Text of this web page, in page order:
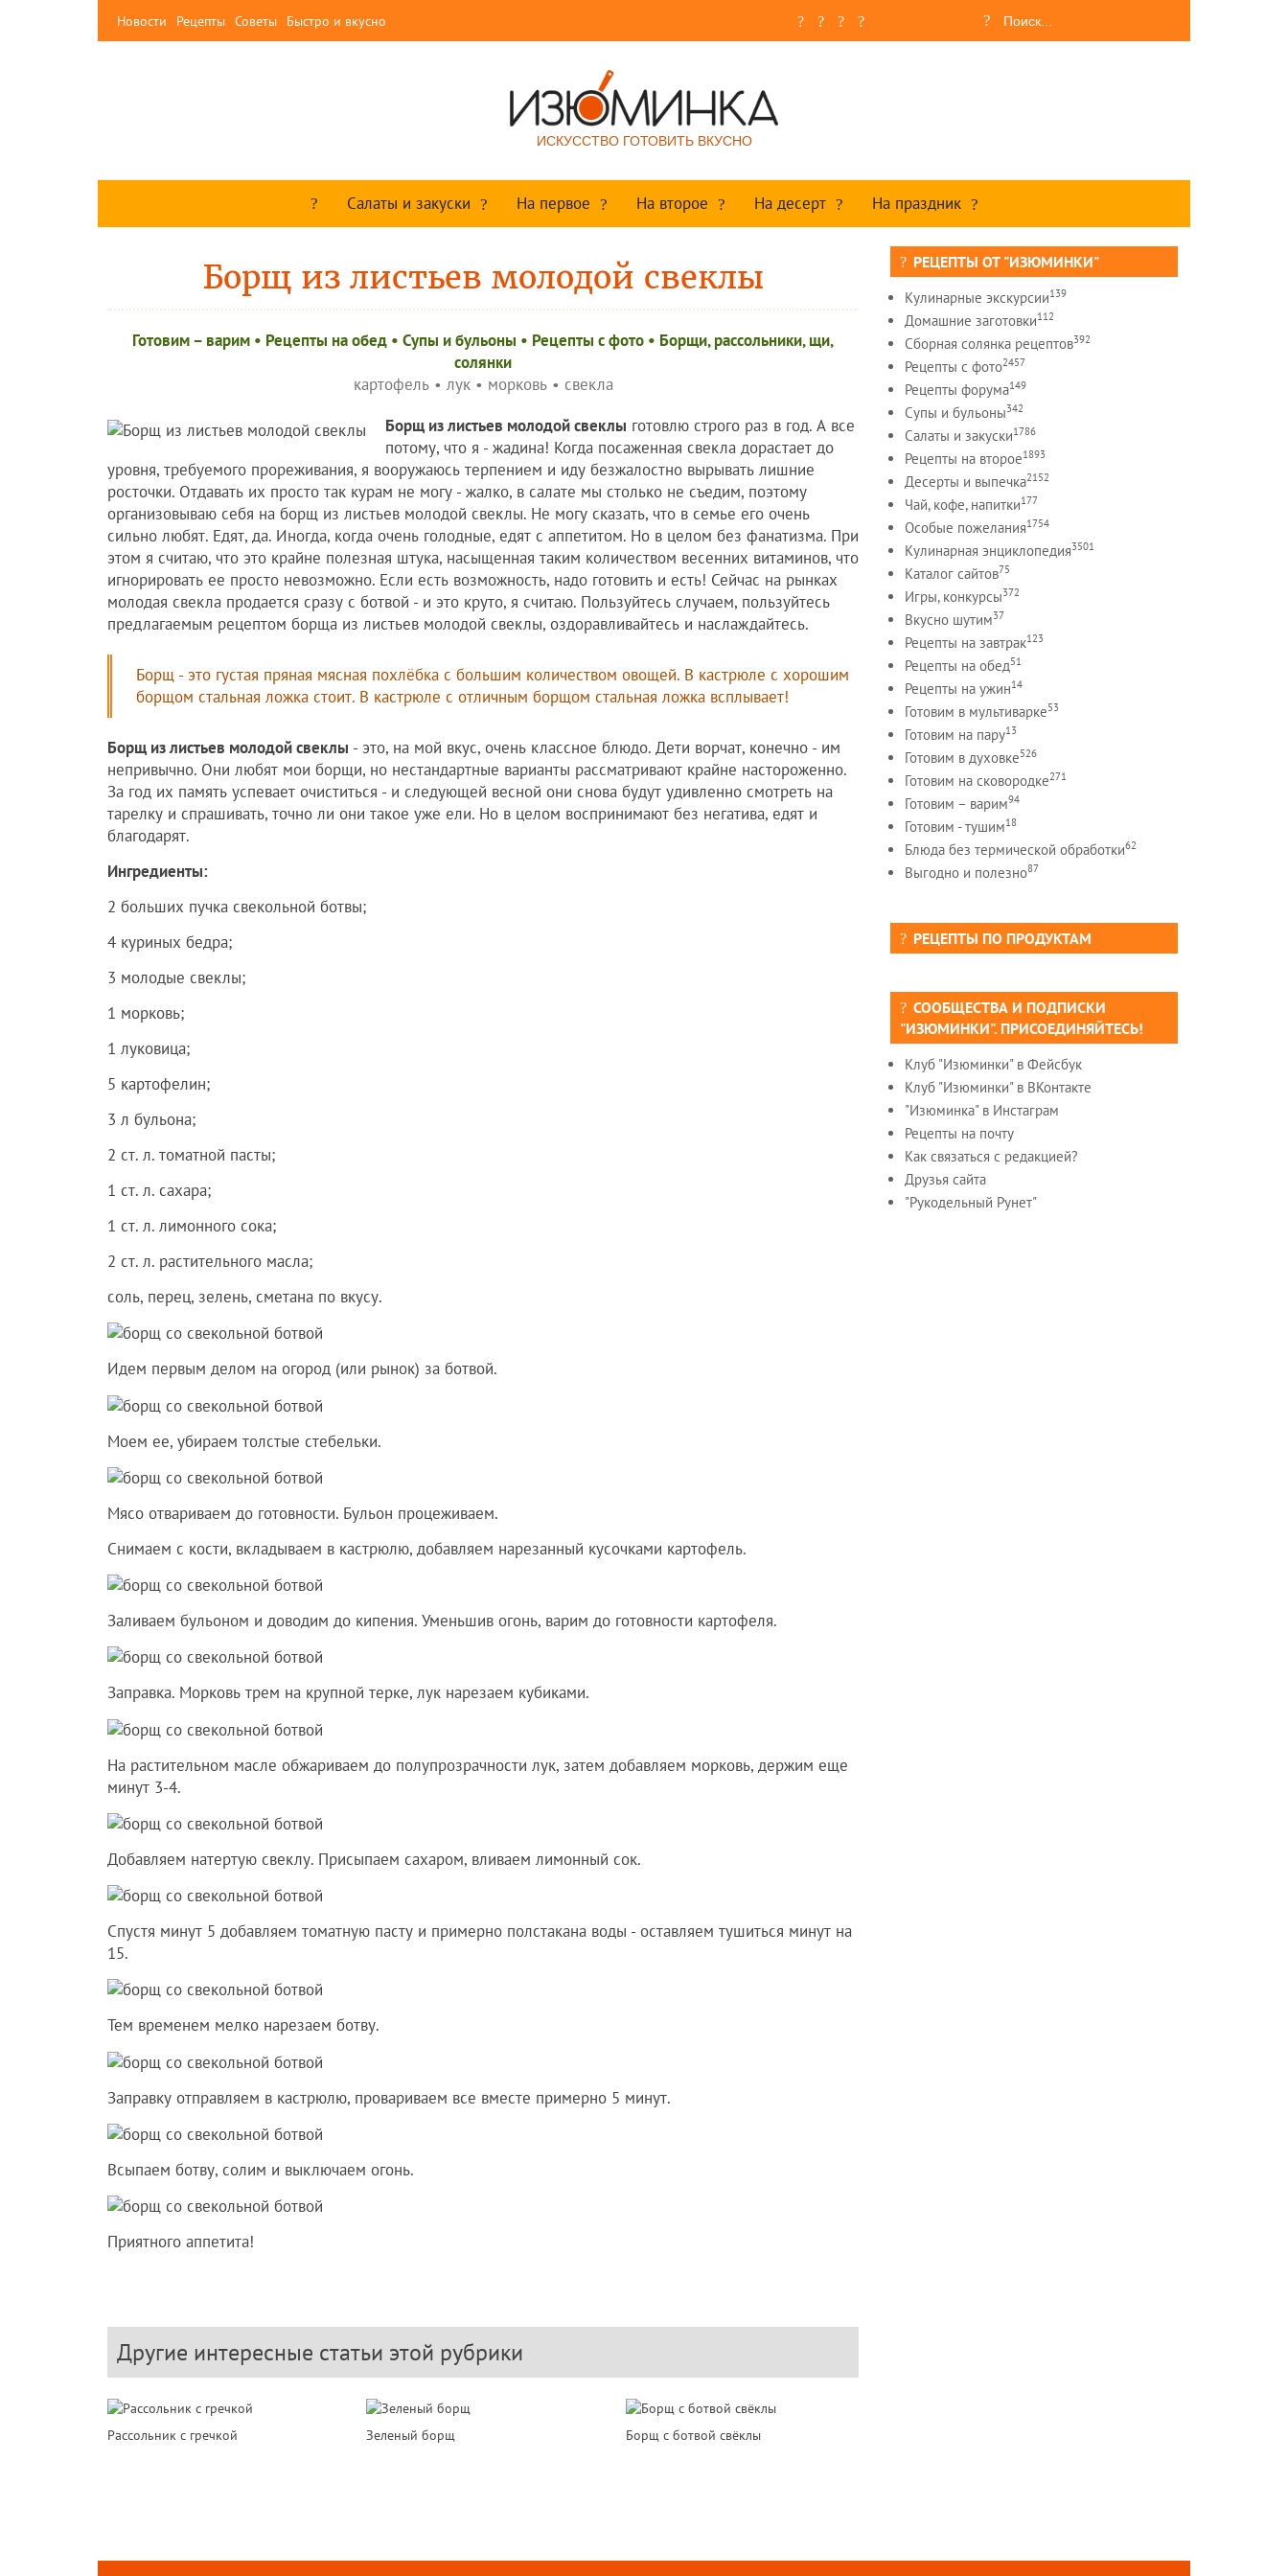
Новости Рецепты Советы Быстро и вкусно
ИСКУССТВО ГОТОВИТЬ ВКУСНО
Салаты и закуски На первое На второе На десерт На праздник
Борщ из листьев молодой свеклы
Готовим – варим • Рецепты на обед • Супы и бульоны • Рецепты c фото • Борщи, рассольники, щи,
солянки
картофель• лук• морковь• свекла
Борщ из листьев молодой свеклы готовлю строго раз в год. А все
потому, что я - жадина! Когда посаженная свекла дорастает до
уровня, требуемого прореживания, я вооружаюсь терпением и иду безжалостно вырывать лишние
росточки. Отдавать их просто так курам не могу - жалко, в салате мы столько не съедим, поэтому
организовываю себя на борщ из листьев молодой свеклы. Не могу сказать, что в семье его очень
сильно любят. Едят, да. Иногда, когда очень голодные, едят с аппетитом. Но в целом без фанатизма. При
этом я считаю, что это крайне полезная штука, насыщенная таким количеством весенних витаминов, что
игнорировать ее просто невозможно. Если есть возможность, надо готовить и есть! Сейчас на рынках
молодая свекла продается сразу с ботвой - и это круто, я считаю. Пользуйтесь случаем, пользуйтесь
предлагаемым рецептом борща из листьев молодой свеклы, оздоравливайтесь и наслаждайтесь.
Борщ - это густая пряная мясная похлёбка с большим количеством овощей. В кастрюле с хорошим
борщом стальная ложка стоит. В кастрюле с отличным борщом стальная ложка всплывает!
Борщ из листьев молодой свеклы - это, на мой вкус, очень классное блюдо. Дети ворчат, конечно - им
непривычно. Они любят мои борщи, но нестандартные варианты рассматривают крайне настороженно.
За год их память успевает очиститься - и следующей весной они снова будут удивленно смотреть на
тарелку и спрашивать, точно ли они такое уже ели. Но в целом воспринимают без негатива, едят и
благодарят.
Ингредиенты:
2 больших пучка свекольной ботвы;
4 куриных бедра;
3 молодые свеклы;
1 морковь;
1 луковица;
5 картофелин;
3 л бульона;
2 ст. л. томатной пасты;
1 ст. л. сахара;
1 ст. л. лимонного сока;
2 ст. л. растительного масла;
соль, перец, зелень, сметана по вкусу.
Идем первым делом на огород (или рынок) за ботвой.
Моем ее, убираем толстые стебельки.
Мясо отвариваем до готовности. Бульон процеживаем.
Снимаем с кости, вкладываем в кастрюлю, добавляем нарезанный кусочками картофель.
Заливаем бульоном и доводим до кипения. Уменьшив огонь, варим до готовности картофеля.
Заправка. Морковь трем на крупной терке, лук нарезаем кубиками.
На растительном масле обжариваем до полупрозрачности лук, затем добавляем морковь, держим еще
минут 3-4.
Добавляем натертую свеклу. Присыпаем сахаром, вливаем лимонный сок.
Спустя минут 5 добавляем томатную пасту и примерно полстакана воды - оставляем тушиться минут на
15.
Тем временем мелко нарезаем ботву.
Заправку отправляем в кастрюлю, провариваем все вместе примерно 5 минут.
Всыпаем ботву, солим и выключаем огонь.
Приятного аппетита!
Другие интересные статьи этой рубрики
Рассольник с гречкой Зеленый борщ Борщ с ботвой свёклы
РЕЦЕПТЫ ОТ "ИЗЮМИНКИ"
Кулинарные экскурсии139
Домашние заготовки112
Сборная солянка рецептов392
Рецепты c фото2457
Рецепты форума149
Супы и бульоны342
Салаты и закуски1786
Рецепты на второе1893
Десерты и выпечка2152
Чай, кофе, напитки177
Особые пожелания1754
Кулинарная энциклопедия3501
Каталог сайтов75
Игры, конкурсы372
Вкусно шутим37
Рецепты на завтрак123
Рецепты на обед51
Рецепты на ужин14
Готовим в мультиварке53
Готовим на пару13
Готовим в духовке526
Готовим на сковородке271
Готовим – варим94
Готовим - тушим18
Блюда без термической обработки62
Выгодно и полезно87
РЕЦЕПТЫ ПО ПРОДУКТАМ
СООБЩЕСТВА И ПОДПИСКИ
"ИЗЮМИНКИ". ПРИСОЕДИНЯЙТЕСЬ!
Клуб "Изюминки" в Фейсбук
Клуб "Изюминки" в ВКонтакте
"Изюминка" в Инстаграм
Рецепты на почту
Как связаться с редакцией?
Друзья сайта
"Рукодельный Рунет"